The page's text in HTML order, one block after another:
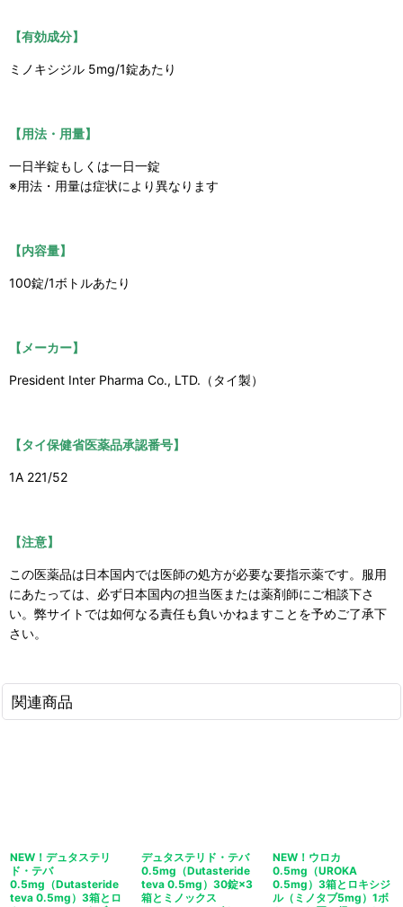
【有効成分】
ミノキシジル 5mg/1錠あたり
【用法・用量】
一日半錠もしくは一日一錠
※用法・用量は症状により異なります
【内容量】
100錠/1ボトルあたり
【メーカー】
President Inter Pharma Co., LTD.（タイ製）
【タイ保健省医薬品承認番号】
1A 221/52
【注意】
この医薬品は日本国内では医師の処方が必要な要指示薬です。服用
にあたっては、必ず日本国内の担当医または薬剤師にご相談下さ
い。弊サイトでは如何なる責任も負いかねますことを予めご了承下
さい。
関連商品
NEW！デュタステリ
ド・テバ
0.5mg（Dutasteride
teva 0.5mg）3箱とロ
デュタステリド・テバ
0.5mg（Dutasteride
teva 0.5mg）30錠×3
箱とミノックス
NEW！ウロカ
0.5mg（UROKA
0.5mg）3箱とロキシジ
ル（ミノタブ5mg）1ボ